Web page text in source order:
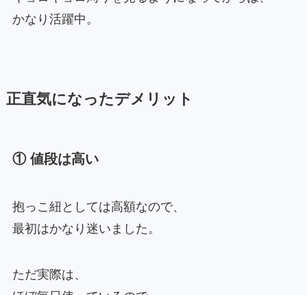
かなり活躍中。
正直気になったデメリット
① 値段は高い
抱っこ紐としては高額なので、
最初はかなり迷いました。
ただ実際は、